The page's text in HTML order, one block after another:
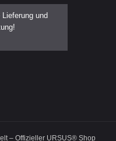
und
– Offizieller URSUS® Shop